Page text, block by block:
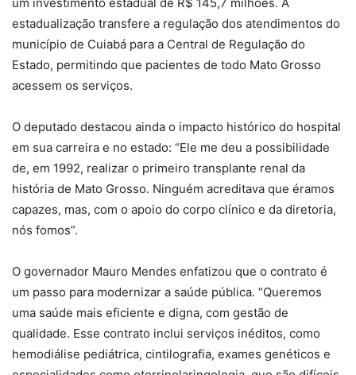
estadualização transfere a regulação dos atendimentos do
município de Cuiabá para a Central de Regulação do
Estado, permitindo que pacientes de todo Mato Grosso
acessem os serviços.
O deputado destacou ainda o impacto histórico do hospital
em sua carreira e no estado: “Ele me deu a possibilidade
de, em 1992, realizar o primeiro transplante renal da
história de Mato Grosso. Ninguém acreditava que éramos
capazes, mas, com o apoio do corpo clínico e da diretoria,
nós fomos”.
O governador Mauro Mendes enfatizou que o contrato é
um passo para modernizar a saúde pública. “Queremos
uma saúde mais eficiente e digna, com gestão de
qualidade. Esse contrato inclui serviços inéditos, como
hemodiálise pediátrica, cintilografia, exames genéticos e